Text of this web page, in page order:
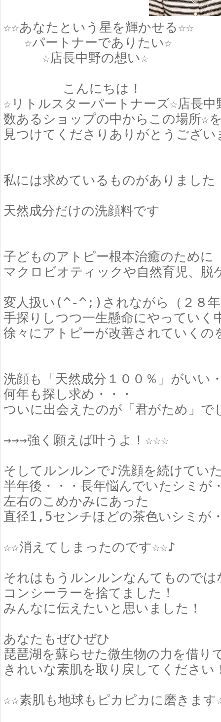
☆☆あなたという星を輝かせる☆☆
☆パートナーでありたい☆
☆店長中野の想い☆
こんにちは！
☆リトルスターパートナーズ☆店長中
数あるショップの中からこの場所☆
見つけてくださりありがとうござい
私には求めているものがありました
天然成分だけの洗顔料です
子どものアトピー根本治癒のために
マクロビオティックや自然育児、脱
変人扱い(^-^;)されながら（２８年
手探りしつつ一生懸命にやっていく
徐々にアトピーが改善されていくの
洗顔も「天然成分１００％」がいい
何年も探し求め・・・
ついに出会えたのが「君がため」で
→→→強く願えば叶うよ！☆☆☆
そしてルンルンで♪洗顔を続けてい
半年後・・・長年悩んでいたシミが
左右のこめかみにあった
直径1,5センチほどの茶色いシミが
☆☆消えてしまったのです☆☆♪
それはもうルンルンなんてものでは
コンシーラーを捨てました！
みんなに伝えたいと思いました！
あなたもぜひぜひ
琵琶湖を蘇らせた微生物の力を借り
きれいな素肌を取り戻してください
☆☆素肌も地球もピカピカに磨きま